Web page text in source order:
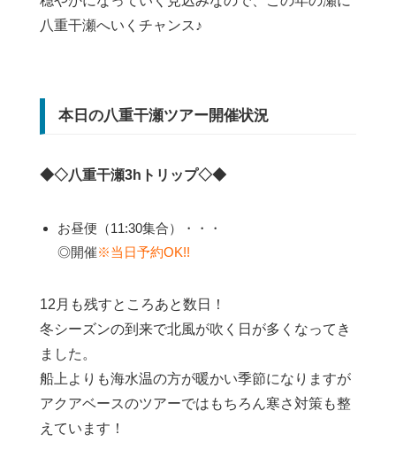
八重干瀬へいくチャンス♪
本日の八重干瀬ツアー開催状況
◆◇八重干瀬3hトリップ◇◆
お昼便（11:30集合）・・・
◎開催※当日予約OK!!
12月も残すところあと数日！
冬シーズンの到来で北風が吹く日が多くなってき
ました。
船上よりも海水温の方が暖かい季節になりますが
アクアベースのツアーではもちろん寒さ対策も整
えています！